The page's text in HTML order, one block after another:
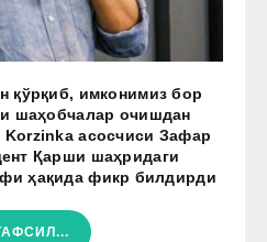
қўрқиб, имконимиз бор
шаҳобчалар очишдан
Korzinka асосчиси Зафар
Қарши шаҳридаги
ҳақида фикр билдирди